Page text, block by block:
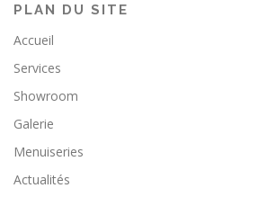
PLAN DU SITE
Accueil
Services
Showroom
Galerie
Menuiseries
Actualités